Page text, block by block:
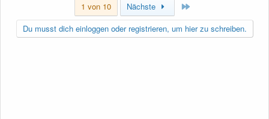
1 von 10 Nächste
Du musst dich einloggen oder registrieren, um hier zu schreiben.